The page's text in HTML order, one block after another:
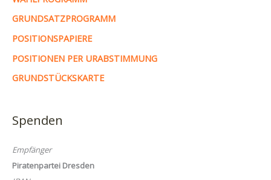
GRUNDSATZPROGRAMM
POSITIONSPAPIERE
POSITIONEN PER URABSTIMMUNG
GRUNDSTÜCKSKARTE
Spenden
Empfänger
Piratenpartei Dresden